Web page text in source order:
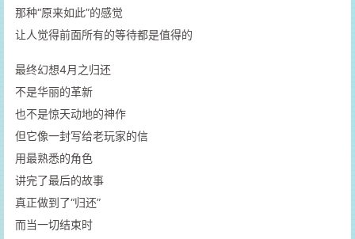
那种“原来如此”的感觉
让人觉得前面所有的等待都是值得的
最终幻想4月之归还
不是华丽的革新
也不是惊天动地的神作
但它像一封写给老玩家的信
用最熟悉的角色
讲完了最后的故事
真正做到了“归还”
而当一切结束时